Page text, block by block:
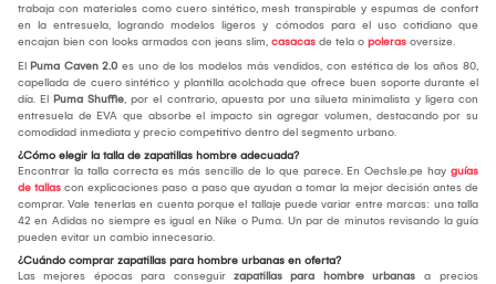
trabaja con materiales como cuero sintético, mesh transpirable y espumas de confort
en la entresuela, logrando modelos ligeros y cómodos para el uso cotidiano que
encajan bien con looks armados con jeans slim, casacas de tela o poleras oversize.
El Puma Caven 2.0 es uno de los modelos más vendidos, con estética de los años 80,
capellada de cuero sintético y plantilla acolchada que ofrece buen soporte durante el
día. El Puma Shuffle, por el contrario, apuesta por una silueta minimalista y ligera con
entresuela de EVA que absorbe el impacto sin agregar volumen, destacando por su
comodidad inmediata y precio competitivo dentro del segmento urbano.
¿Cómo elegir la talla de zapatillas hombre adecuada?
Encontrar la talla correcta es más sencillo de lo que parece. En Oechsle.pe hay guías
de tallas con explicaciones paso a paso que ayudan a tomar la mejor decisión antes de
comprar. Vale tenerlas en cuenta porque el tallaje puede variar entre marcas: una talla
42 en Adidas no siempre es igual en Nike o Puma. Un par de minutos revisando la guía
pueden evitar un cambio innecesario.
¿Cuándo comprar zapatillas para hombre urbanas en oferta?
Las mejores épocas para conseguir zapatillas para hombre urbanas a precios